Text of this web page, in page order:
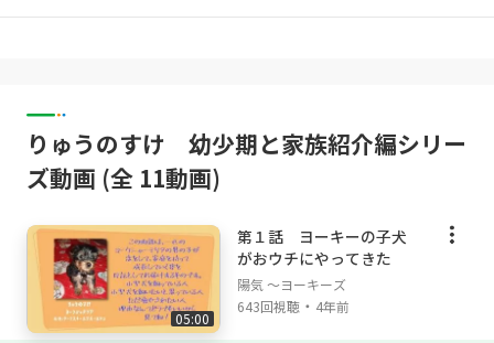
りゅうのすけ 幼少期と家族紹介編シリー
ズ動画 (全 11動画)
05:00
第１話 ヨーキーの子犬
がおウチにやってきた
陽気 ～ヨーキーズ
643回視聴 ・ 4年前